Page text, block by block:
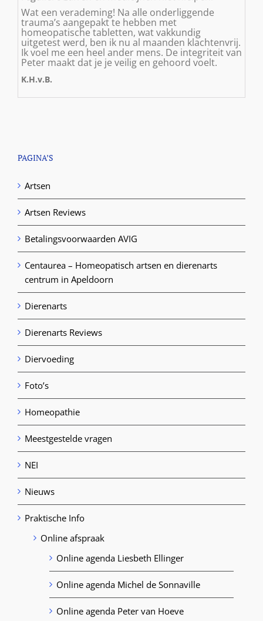
Wat een verademing! Na alle onderliggende
trauma’s aangepakt te hebben met
homeopatische tabletten, wat vakkundig
uitgetest werd, ben ik nu al maanden klachtenvrij.
Ik voel me een heel ander mens. De integriteit van
Peter maakt dat je je veilig en gehoord voelt.
K.H.v.B.
PAGINA’S
Artsen
Artsen Reviews
Betalingsvoorwaarden AVIG
Centaurea – Homeopatisch artsen en dierenarts
centrum in Apeldoorn
Dierenarts
Dierenarts Reviews
Diervoeding
Foto’s
Homeopathie
Meestgestelde vragen
NEI
Nieuws
Praktische Info
Online afspraak
Online agenda Liesbeth Ellinger
Online agenda Michel de Sonnaville
Online agenda Peter van Hoeve